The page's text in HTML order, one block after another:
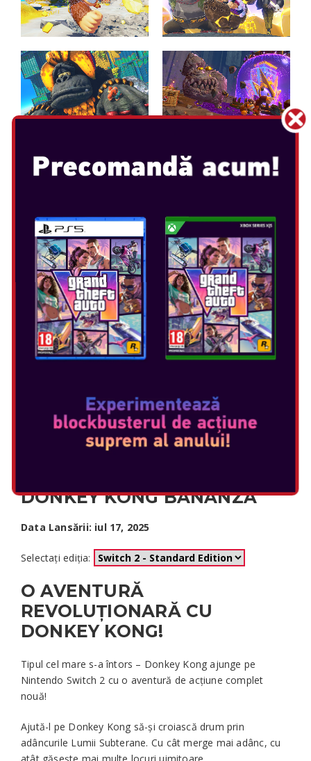
DONKEY KONG BANANZA
Data Lansării: iul 17, 2025
Selectați ediția:
O AVENTURĂ
REVOLUȚIONARĂ CU
DONKEY KONG!
Tipul cel mare s-a întors – Donkey Kong ajunge pe
Nintendo Switch 2 cu o aventură de acțiune complet
nouă!
Ajută-l pe Donkey Kong să-și croiască drum prin
adâncurile Lumii Subterane. Cu cât merge mai adânc, cu
atât găsește mai multe locuri uimitoare.